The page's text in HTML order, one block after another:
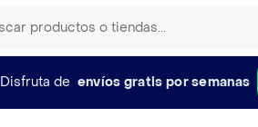
Disfruta de envíos gratis por semanas